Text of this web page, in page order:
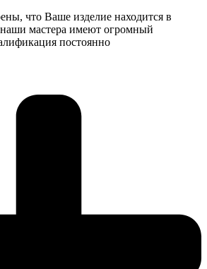
что Ваше изделие находится в
мастера имеют огромный
постоянно